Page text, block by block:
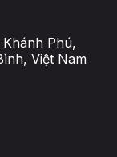
Khánh Phú,
Việt Nam